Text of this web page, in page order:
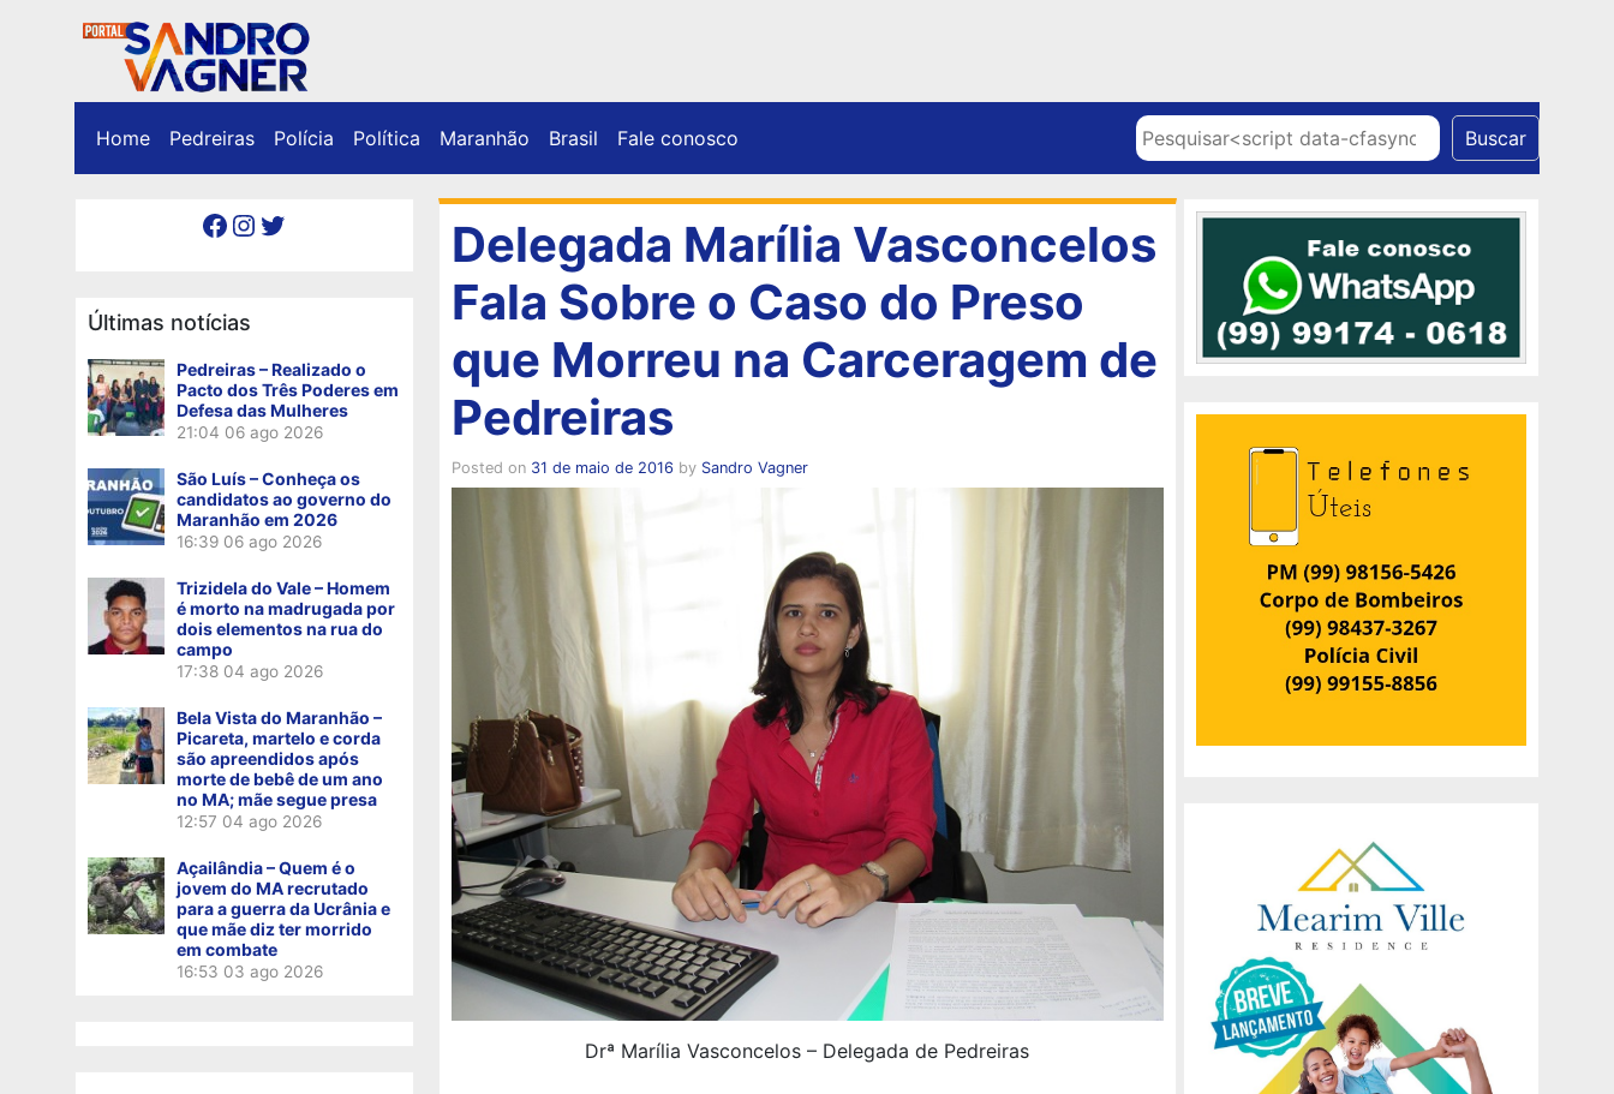
Home Pedreiras Polícia Política Maranhão Brasil Fale conosco Pesquisar Buscar
Facebook Instagram Twitter
Últimas notícias
Pedreiras – Realizado o
Pacto dos Três Poderes em
Defesa das Mulheres
21:04 06 ago 2026
São Luís – Conheça os
candidatos ao governo do
Maranhão em 2026
16:39 06 ago 2026
Trizidela do Vale – Homem
é morto na madrugada por
dois elementos na rua do
campo
17:38 04 ago 2026
Bela Vista do Maranhão –
Picareta, martelo e corda
são apreendidos após
morte de bebê de um ano
no MA; mãe segue presa
12:57 04 ago 2026
Açailândia – Quem é o
jovem do MA recrutado
para a guerra da Ucrânia e
que mãe diz ter morrido
em combate
16:53 03 ago 2026
Delegada Marília Vasconcelos
Fala Sobre o Caso do Preso
que Morreu na Carceragem de
Pedreiras
Posted on 31 de maio de 2016 by Sandro Vagner
Drª Marília Vasconcelos – Delegada de Pedreiras